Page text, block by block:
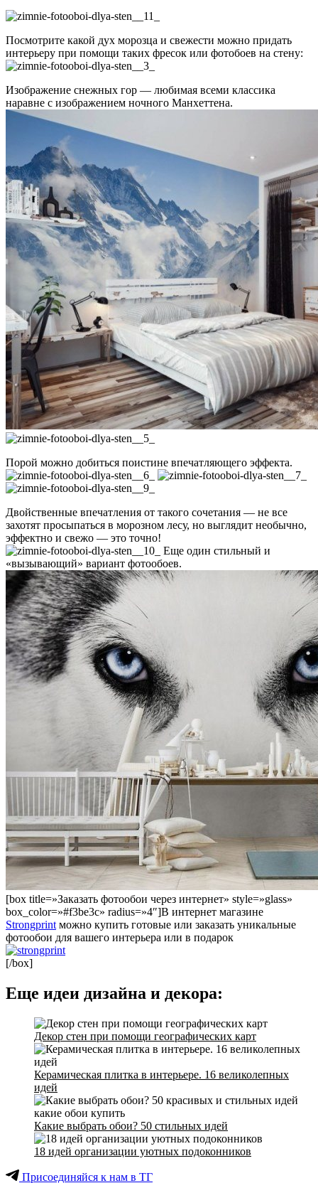
Посмотрите какой дух морозца и свежести можно придать
интерьеру при помощи таких фресок или фотобоев на стену:
Изображение снежных гор — любимая всеми классика
наравне с изображением ночного Манхеттена.
Порой можно добиться поистине впечатляющего эффекта.
Двойственные впечатления от такого сочетания — не все
захотят просыпаться в морозном лесу, но выглядит необычно,
эффектно и свежо — это точно!
Еще один стильный и
«вызывающий» вариант фотообоев.
[box title=»Заказать фотообои через интернет» style=»glass»
box_color=»#f3be3c» radius=»4″]В интернет магазине
Strongprintможно купить готовые или заказать уникальные
фотообои для вашего интерьера или в подарок
[/box]
Еще идеи дизайна и декора:
Декор стен при помощи географических карт
Керамическая плитка в интерьере. 16 великолепных
идей
Какие выбрать обои? 50 стильных идей
18 идей организации уютных подоконников
Присоединяйся к нам в ТГ